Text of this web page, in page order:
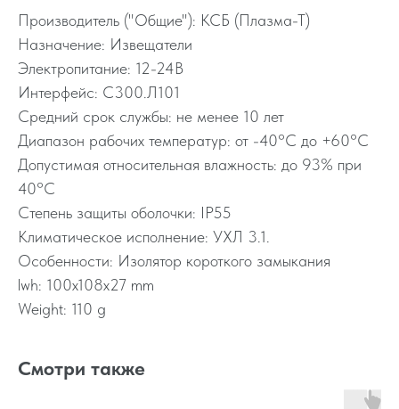
Производитель ("Общие"): КСБ (Плазма-Т)
Назначение: Извещатели
Электропитание: 12-24В
Интерфейс: С300.Л101
Средний срок службы: не менее 10 лет
Диапазон рабочих температур: от -40°C до +60°C
Допустимая относительная влажность: до 93% при
40°C
Степень защиты оболочки: IP55
Климатическое исполнение: УХЛ 3.1.
Особенности: Изолятор короткого замыкания
lwh: 100x108x27 mm
Weight: 110 g
Смотри также